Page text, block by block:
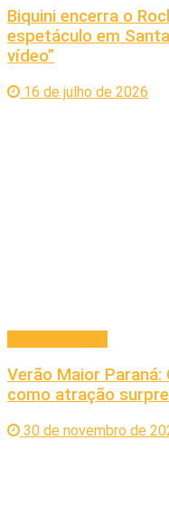
Biquini encerra o
espetáculo em
vídeo”
16 de julho de 2026
Verão Maior
como atração
30 de novembro de